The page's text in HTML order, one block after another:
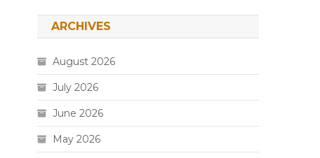
ARCHIVES
August 2026
July 2026
June 2026
May 2026